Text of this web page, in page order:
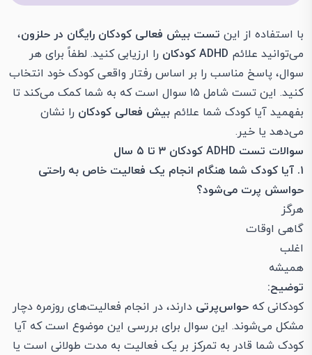
با استفاده از این تست بیش فعالی کودکان رایگان در حلزون،
می‌توانید علائم ADHD کودکان
را ارزیابی کنید. لطفاً برای هر
سوال، پاسخ مناسب را بر اساس رفتار واقعی کودک خود انتخاب
کنید. این تست شامل ۱۵ سوال است که به شما کمک می‌کند تا
بفهمید آیا کودک شما علائم بیش فعالی کودکان را نشان
می‌دهد یا خیر.
سوالات تست ADHD کودکان ۳ تا ۵ سال
۱. آیا کودک شما هنگام انجام یک فعالیت خاص به راحتی
حواسش پرت می‌شود؟
هرگز
گاهی اوقات
اغلب
همیشه
توضیح:
کودکانی که حواس‌پرتی دارند، در انجام فعالیت‌های روزمره دچار
مشکل می‌شوند. این سوال برای بررسی این موضوع است که آیا
کودک شما قادر به تمرکز بر یک فعالیت به مدت طولانی است یا